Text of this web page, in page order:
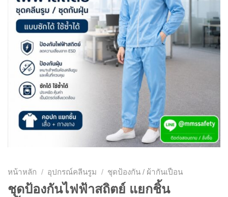
หน้าหลัก / อุปกรณ์คลีนรูม / ชุดป้องกัน / ผ้ากันเปือน
ชุดป้องกันไฟฟ้าสถิตย์ แยกชิ้น